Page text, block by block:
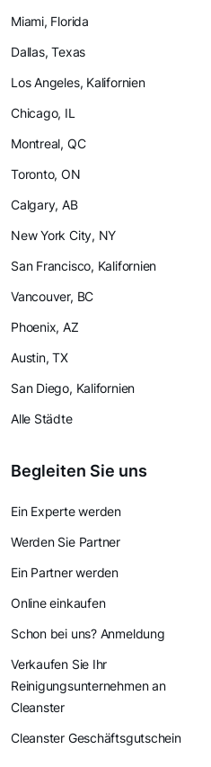
Miami, Florida
Dallas, Texas
Los Angeles, Kalifornien
Chicago, IL
Montreal, QC
Toronto, ON
Calgary, AB
New York City, NY
San Francisco, Kalifornien
Vancouver, BC
Phoenix, AZ
Austin, TX
San Diego, Kalifornien
Alle Städte
Begleiten Sie uns
Ein Experte werden
Werden Sie Partner
Ein Partner werden
Online einkaufen
Schon bei uns? Anmeldung
Verkaufen Sie Ihr
Reinigungsunternehmen an
Cleanster
Cleanster Geschäftsgutschein